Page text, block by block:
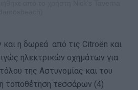
η δωρεά από τις Citroën και
ηλεκτρικών οχημάτων για
της Αστυνομίας και του
τοποθέτηση τεσσάρων (4)